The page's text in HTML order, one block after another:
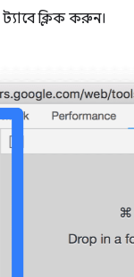
ট্যাবে ক্লিক করুন।